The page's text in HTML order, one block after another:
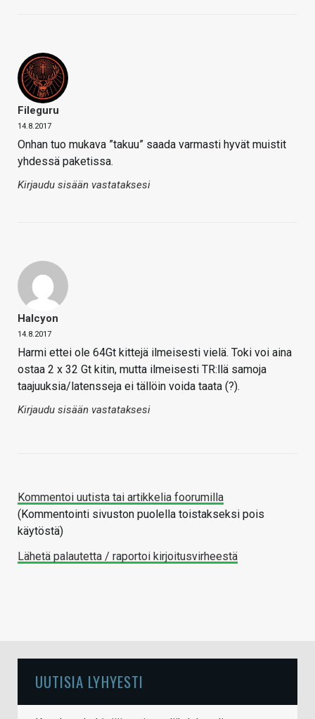
Fileguru
14.8.2017
Onhan tuo mukava ”takuu” saada varmasti hyvät muistit
yhdessä paketissa.
Kirjaudu sisään vastataksesi
Halcyon
14.8.2017
Harmi ettei ole 64Gt kittejä ilmeisesti vielä. Toki voi aina
ostaa 2 x 32 Gt kitin, mutta ilmeisesti TR:llä samoja
taajuuksia/latensseja ei tällöin voida taata (?).
Kirjaudu sisään vastataksesi
Kommentoi uutista tai artikkelia foorumilla
(Kommentointi sivuston puolella toistakseksi pois
käytöstä)
Lähetä palautetta / raportoi kirjoitusvirheestä
UUTISIA LYHYESTI